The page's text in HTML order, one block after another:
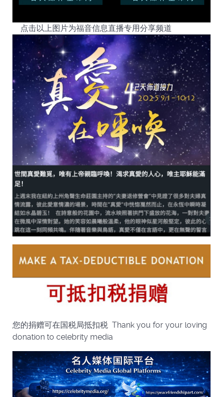
点击以上图片为福音信息直播专用分享频道
您的捐赠可在国税局抵扣税 Thank you for your loving
donation to celebrity media